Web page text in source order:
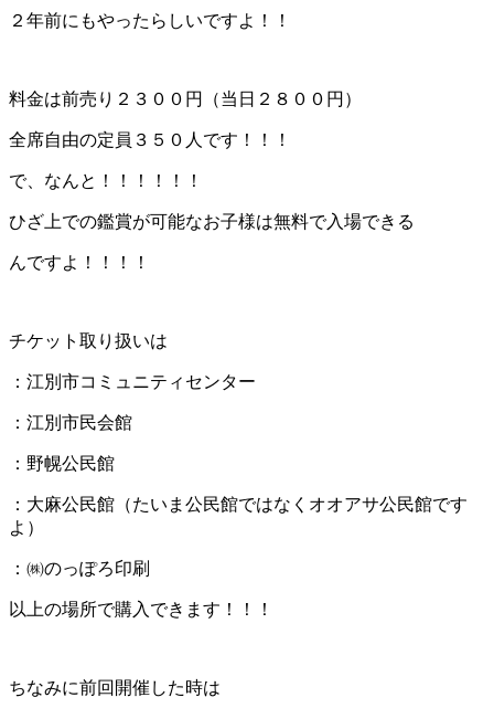
２年前にもやったらしいですよ！！
料金は前売り２３００円（当日２８００円）
全席自由の定員３５０人です！！！
で、なんと！！！！！！
ひざ上での鑑賞が可能なお子様は無料で入場できる
んですよ！！！！
チケット取り扱いは
：江別市コミュニティセンター
：江別市民会館
：野幌公民館
：大麻公民館（たいま公民館ではなくオオアサ公民館です
よ）
：㈱のっぽろ印刷
以上の場所で購入できます！！！
ちなみに前回開催した時は